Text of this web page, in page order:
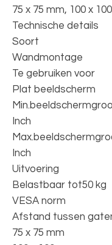
75 x 75 mm, 100 x
Technische details
Soort
Wandmontage
Te gebruiken voor
Plat beeldscherm
Inch
Inch
Uitvoering
Belastbaar tot50 kg
VESA norm
Afstand tussen
75 x 75 mm